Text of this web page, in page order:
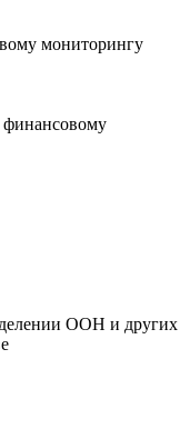
мониторингу
финансовому
ООН и других